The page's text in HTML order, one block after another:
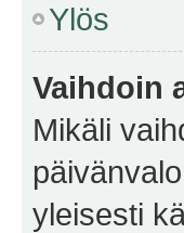
Ylös
Vaihdoin
Mikäli
yleisesti